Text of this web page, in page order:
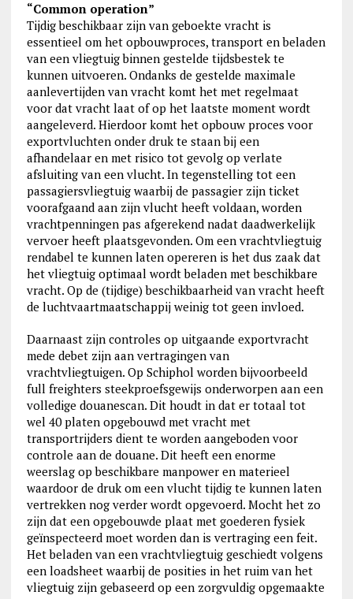
“Common operation”
Tijdig beschikbaar zijn van geboekte vracht is
essentieel om het opbouwproces, transport en beladen
van een vliegtuig binnen gestelde tijdsbestek te
kunnen uitvoeren. Ondanks de gestelde maximale
aanlevertijden van vracht komt het met regelmaat
voor dat vracht laat of op het laatste moment wordt
aangeleverd. Hierdoor komt het opbouw proces voor
exportvluchten onder druk te staan bij een
afhandelaar en met risico tot gevolg op verlate
afsluiting van een vlucht. In tegenstelling tot een
passagiersvliegtuig waarbij de passagier zijn ticket
voorafgaand aan zijn vlucht heeft voldaan, worden
vrachtpenningen pas afgerekend nadat daadwerkelijk
vervoer heeft plaatsgevonden. Om een vrachtvliegtuig
rendabel te kunnen laten opereren is het dus zaak dat
het vliegtuig optimaal wordt beladen met beschikbare
vracht. Op de (tijdige) beschikbaarheid van vracht heeft
de luchtvaartmaatschappij weinig tot geen invloed.
Daarnaast zijn controles op uitgaande exportvracht
mede debet zijn aan vertragingen van
vrachtvliegtuigen. Op Schiphol worden bijvoorbeeld
full freighters steekproefsgewijs onderworpen aan een
volledige douanescan. Dit houdt in dat er totaal tot
wel 40 platen opgebouwd met vracht met
transportrijders dient te worden aangeboden voor
controle aan de douane. Dit heeft een enorme
weerslag op beschikbare manpower en materieel
waardoor de druk om een vlucht tijdig te kunnen laten
vertrekken nog verder wordt opgevoerd. Mocht het zo
zijn dat een opgebouwde plaat met goederen fysiek
geïnspecteerd moet worden dan is vertraging een feit.
Het beladen van een vrachtvliegtuig geschiedt volgens
een loadsheet waarbij de posities in het ruim van het
vliegtuig zijn gebaseerd op een zorgvuldig opgemaakte